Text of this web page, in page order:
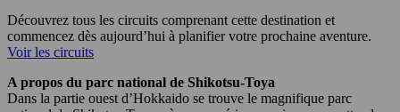
Découvrez tous les circuits comprenant cette destination et
commencez dès aujourd’hui à planifier votre prochaine aventure.
Voir les circuits
A propos du parc national de Shikotsu-Toya
Dans la partie ouest d’Hokkaido se trouve le magnifique parc